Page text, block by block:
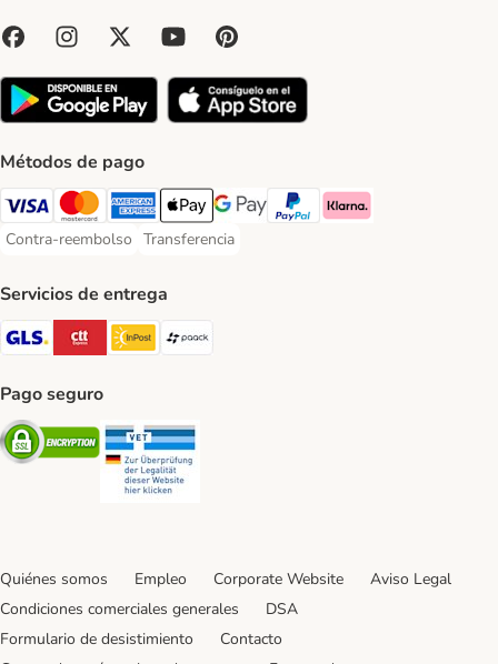
Métodos de pago
Visa Payment Method
Mastercard Payment Method
American Express Payment Method
Apple Pay Payment Method
Google Pay Payment Method
PayPal Payment Method
Klarna Payment Method
Contra-reembolso
Contra-reembolso Payment Method
Transferencia
Transferencia Payment Method
Servicios de entrega
GLS Shipping Method
CTTExpress Shipping Method
InPost Shipping Method
paack Shipping Method
Pago seguro
Security
Quiénes somos Empleo Corporate Website
Aviso Legal
Condiciones comerciales generales
DSA
Formulario de desistimiento
Contacto